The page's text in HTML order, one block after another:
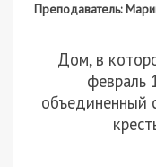
Преподаватель:
Дом, в
февраль
объединенный